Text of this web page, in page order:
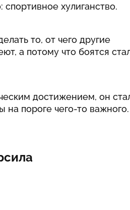
хулиганство.
то, от чего другие
а потому что боятся
достижением, он
пороге чего-то важного.